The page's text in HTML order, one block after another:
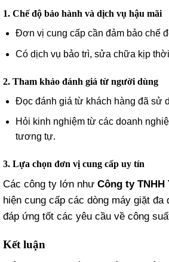
1. Chế độ bảo hành và dịch vụ hậu mãi
Đơn vị cung cấp cần đảm bảo chế
Có dịch vụ bảo trì, sửa chữa kịp
2. Tham khảo đánh giá từ người dùng
Đọc đánh giá từ khách hàng đã sử
Hỏi kinh nghiệm từ các doanh
tương tự.
3. Lựa chọn đơn vị cung cấp uy tín
Các công ty lớn như Công ty
hiện cung cấp các dòng máy giặt đa
đáp ứng tốt các yêu cầu về công
Kết luận